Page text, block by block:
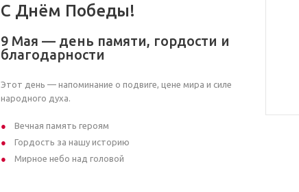
С Днём Победы!
9 Мая — день памяти, гордости и
благодарности
Этот день — напоминание о подвиге, цене мира и силе
народного духа.
Вечная память героям
Гордость за нашу историю
Мирное небо над головой